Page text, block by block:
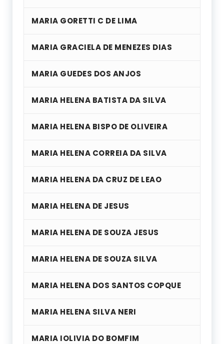
MARIA GORETTI C DE LIMA
MARIA GRACIELA DE MENEZES DIAS
MARIA GUEDES DOS ANJOS
MARIA HELENA BATISTA DA SILVA
MARIA HELENA BISPO DE OLIVEIRA
MARIA HELENA CORREIA DA SILVA
MARIA HELENA DA CRUZ DE LEAO
MARIA HELENA DE JESUS
MARIA HELENA DE SOUZA JESUS
MARIA HELENA DE SOUZA SILVA
MARIA HELENA DOS SANTOS COPQUE
MARIA HELENA SILVA NERI
MARIA IOLIVIA DO BOMFIM